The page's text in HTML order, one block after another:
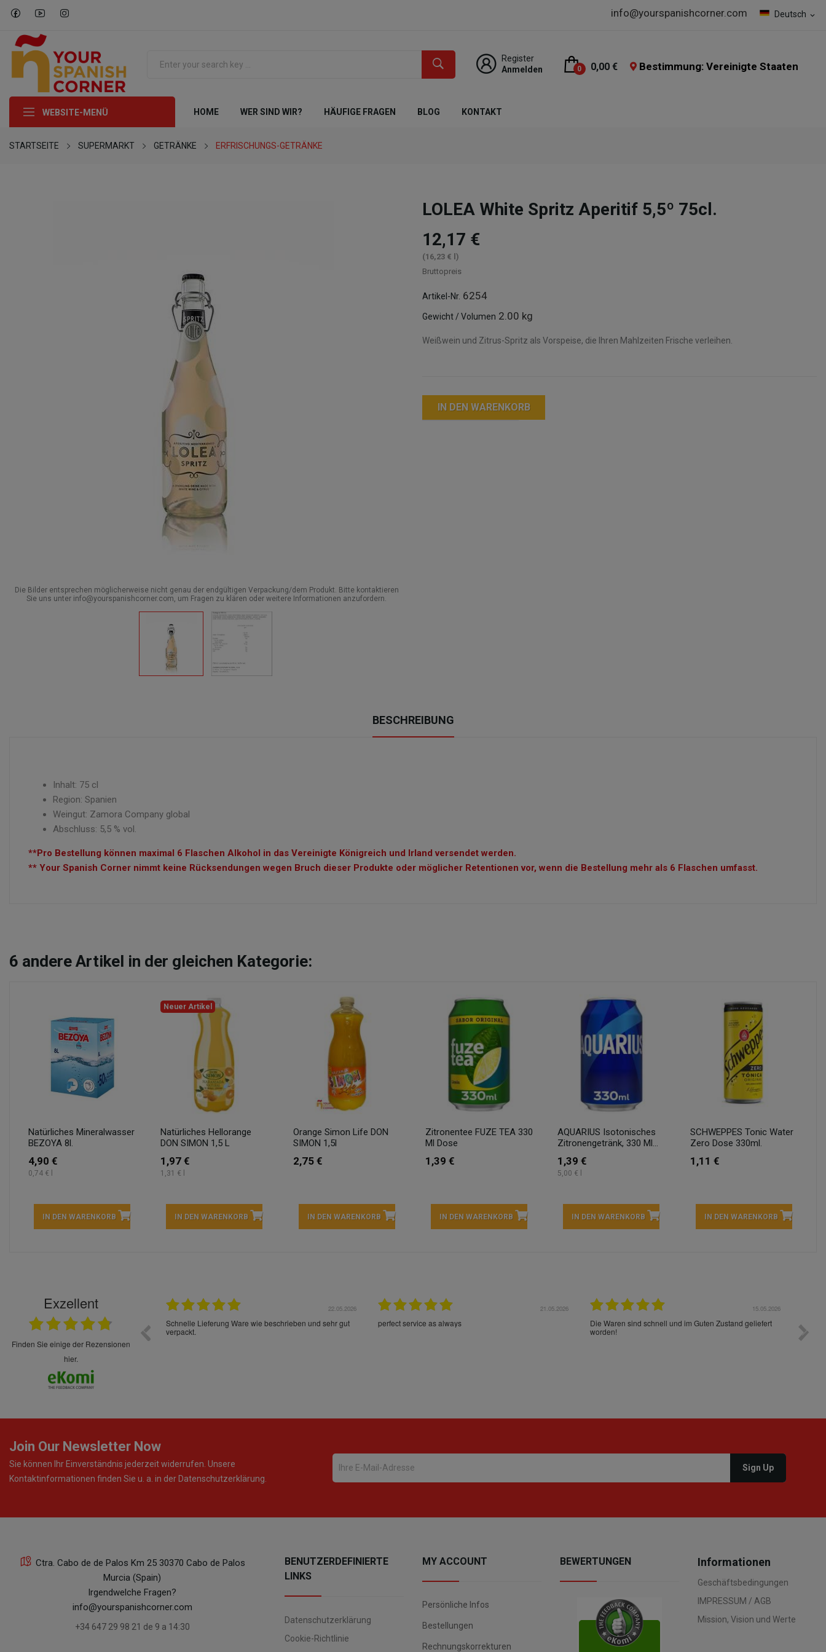
Deutsch expand_more
info@yourspanishcorner.com
Register
Anmelden
0 0,00 € Bestimmung: Vereinigte Staaten
WEBSITE-MENÜ HOME WER SIND WIR? HÄUFIGE FRAGEN BLOG KONTAKT
STARTSEITE SUPERMARKT GETRÄNKE ERFRISCHUNGS-GETRÄNKE
Die Bilder entsprechen möglicherweise nicht genau der endgültigen Verpackung/dem Produkt. Bitte kontaktieren
Sie uns unter info@yourspanishcorner.com, um Fragen zu klären oder weitere Informationen anzufordern.
LOLEA White Spritz Aperitif 5,5º 75cl.
12,17 €
(16,23 € l)
Bruttopreis
Artikel-Nr. 6254
Gewicht / Volumen 2.00 kg
Weißwein und Zitrus-Spritz als Vorspeise, die Ihren Mahlzeiten Frische verleihen.
IN DEN WARENKORB
BESCHREIBUNG
Inhalt: 75 cl
Region: Spanien
Weingut: Zamora Company global
Abschluss: 5,5 % vol.
**Pro Bestellung können maximal 6 Flaschen Alkohol in das Vereinigte Königreich und Irland versendet werden.
** Your Spanish Corner nimmt keine Rücksendungen wegen Bruch dieser Produkte oder möglicher Retentionen vor, wenn die Bestellung mehr als 6 Flaschen umfasst.
6 andere Artikel in der gleichen Kategorie:
Natürliches Mineralwasser
BEZOYA 8l.
4,90 €
0,74 € l
IN DEN WARENKORB
Neuer Artikel
Natürliches Hellorange
DON SIMON 1,5 L
1,97 €
1,31 € l
IN DEN WARENKORB
Orange Simon Life DON
SIMON 1,5l
2,75 €
IN DEN WARENKORB
Zitronentee FUZE TEA 330
Ml Dose
1,39 €
IN DEN WARENKORB
AQUARIUS Isotonisches
Zitronengetränk, 330 Ml...
1,39 €
5,00 € l
IN DEN WARENKORB
SCHWEPPES Tonic Water
Zero Dose 330ml.
1,11 €
IN DEN WARENKORB
Exzellent
finden Sie einige der Rezensionen
hier.
sehr sorgsam verpackt. Alles kommt
Spaß so einzukaufen. Die Abwicklung ist
22.05.2026
Schnelle Lieferung Ware wie beschrieben und sehr gut
verpackt.
21.05.2026
perfect service as always
15.05.2026
Die Waren sind schnell und im Guten Zustand geliefert
worden!
Join Our Newsletter Now
Sie können Ihr Einverständnis jederzeit widerrufen. Unsere
Kontaktinformationen finden Sie u. a. in der Datenschutzerklärung.
Ctra. Cabo de de Palos Km 25 30370 Cabo de Palos
Murcia (Spain)
Irgendwelche Fragen?
info@yourspanishcorner.com
+34 647 29 98 21 de 9 a 14:30
BENUTZERDEFINIERTE
LINKS
Datenschutzerklärung
Cookie-Richtlinie
MY ACCOUNT
Persönliche Infos
Bestellungen
Rechnungskorrekturen
BEWERTUNGEN Informationen
Geschäftsbedingungen
IMPRESSUM / AGB
Mission, Vision und Werte